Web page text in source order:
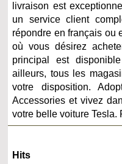
livraison est
un service client
répondre en français ou
où vous désirez
principal est
ailleurs, tous les
votre disposition.
Accessories et vivez
votre belle voiture Tesla.
Hits